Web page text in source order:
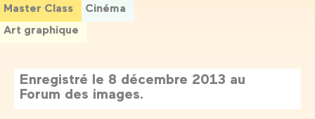
Master Class
Cinéma
Art graphique
Enregistré le 8 décembre 2013 au
Forum des images.